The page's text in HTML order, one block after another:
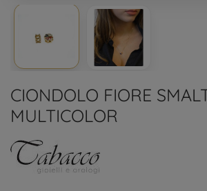
CIONDOLO FIORE
MULTICOLOR